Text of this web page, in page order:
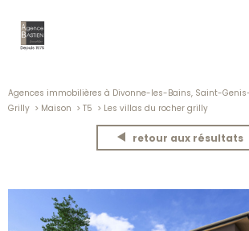
Agences immobilières à Divonne-les-Bains, Saint-
Grilly
Maison T5 Les villas du rocher grilly
retour aux résultats